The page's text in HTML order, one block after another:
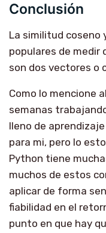
Conclusión
La similitud coseno
populares de medir
son dos vectores o
Como lo mencione
semanas
lleno de
para mi, pero lo
Python tiene
muchos de estos
aplicar de forma
fiabilidad en el
punto en que hay